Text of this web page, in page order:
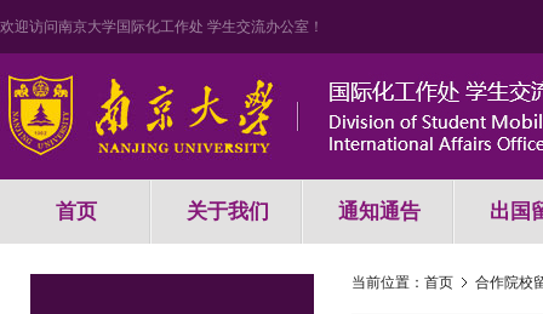
欢迎访问南京大学国际化工作处 学生交流办公室！
首页 关于我们 通知通告 出国
当前位置： 首页 合作院校